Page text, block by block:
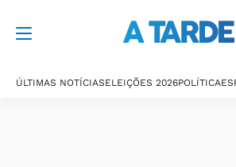
ÚLTIMAS NOTÍCIASELEIÇÕES 2026POLÍTICA